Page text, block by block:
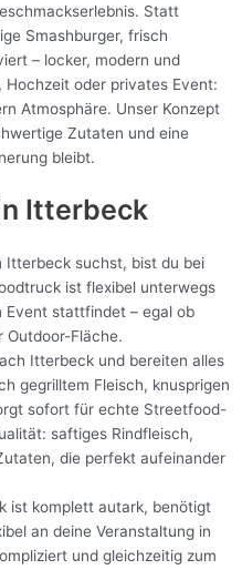
Statt
Smashburger, frisch
– locker, modern und
oder privates Event:
Atmosphäre. Unser Konzept
Zutaten und eine
bleibt.
Itterbeck
Itterbeck suchst, bist du bei
ist flexibel unterwegs
Event stattfindet – egal ob
Outdoor-Fläche.
Itterbeck und bereiten alles
gegrilltem Fleisch, knusprigen
sofort für echte Streetfood-
saftiges Rindfleisch,
die perfekt aufeinander
ist komplett autark, benötigt
an deine Veranstaltung in
und gleichzeitig zum